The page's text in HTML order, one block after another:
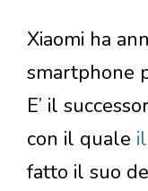
Xiaomi ha
smartphone
E’ il
con il quale
fatto il suo